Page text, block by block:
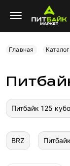
Главная Каталог
Питбайк 125
BRZ